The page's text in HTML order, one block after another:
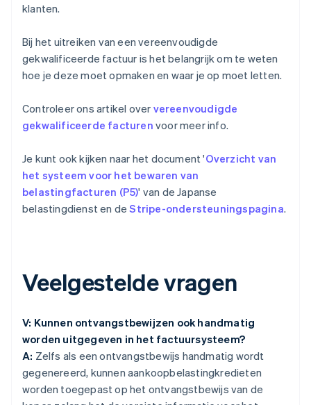
klanten.
Bij het uitreiken van een vereenvoudigde
gekwalificeerde factuur is het belangrijk om te weten
hoe je deze moet opmaken en waar je op moet letten.
Controleer ons artikel over vereenvoudigde
gekwalificeerde facturen voor meer info.
Je kunt ook kijken naar het document 'Overzicht van
het systeem voor het bewaren van
belastingfacturen (P5)' van de Japanse
belastingdienst en deStripe-ondersteuningspagina.
Veelgestelde vragen
V: Kunnen ontvangstbewijzen ook handmatig
worden uitgegeven in het factuursysteem?
A: Zelfs als een ontvangstbewijs handmatig wordt
gegenereerd, kunnen aankoopbelastingkredieten
worden toegepast op het ontvangstbewijs van de